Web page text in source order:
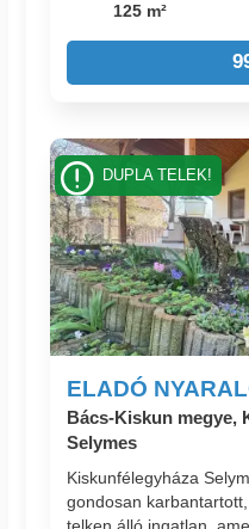
125 m²
ELADÓ
Bács-Kiskun megye,
Selymes
Kiskunfélegyháza
gondosan
DUPLA TELEK!